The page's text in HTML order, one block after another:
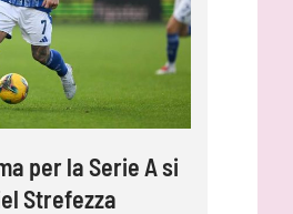
per la Serie A si
Strefezza